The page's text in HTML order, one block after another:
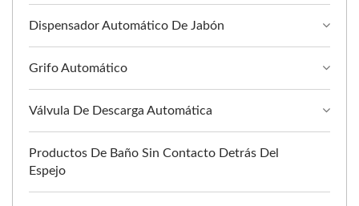
Dispensador Automático De Jabón
Grifo Automático
Válvula De Descarga Automática
Productos De Baño Sin Contacto Detrás Del
Espejo